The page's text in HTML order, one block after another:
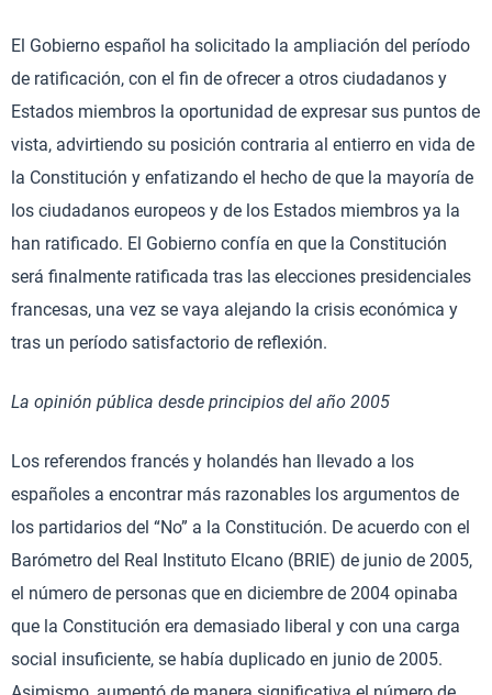
El Gobierno español ha solicitado la ampliación del período
de ratificación, con el fin de ofrecer a otros ciudadanos y
Estados miembros la oportunidad de expresar sus puntos de
vista, advirtiendo su posición contraria al entierro en vida de
la Constitución y enfatizando el hecho de que la mayoría de
los ciudadanos europeos y de los Estados miembros ya la
han ratificado. El Gobierno confía en que la Constitución
será finalmente ratificada tras las elecciones presidenciales
francesas, una vez se vaya alejando la crisis económica y
tras un período satisfactorio de reflexión.
La opinión pública desde principios del año 2005
Los referendos francés y holandés han llevado a los
españoles a encontrar más razonables los argumentos de
los partidarios del “No” a la Constitución. De acuerdo con el
Barómetro del Real Instituto Elcano (BRIE) de junio de 2005,
el número de personas que en diciembre de 2004 opinaba
que la Constitución era demasiado liberal y con una carga
social insuficiente, se había duplicado en junio de 2005.